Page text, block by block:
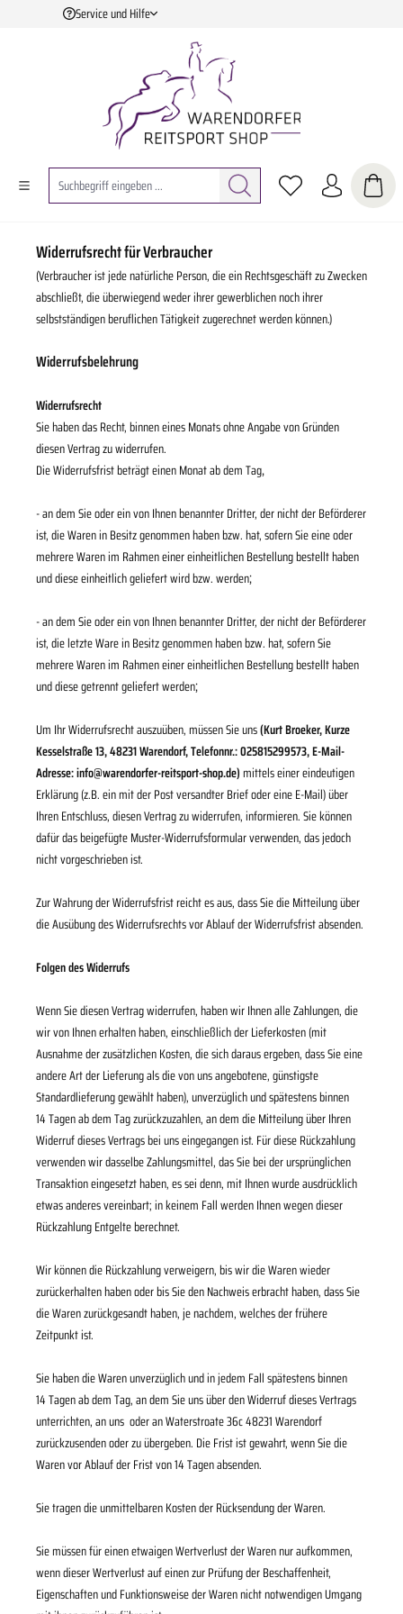
Zum Hauptinhalt springen
Service und Hilfe
Widerrufsrecht für Verbraucher
(Verbraucher ist jede natürliche Person, die ein Rechtsgeschäft zu Zwecken
abschließt, die überwiegend weder ihrer gewerblichen noch ihrer
selbstständigen beruflichen Tätigkeit zugerechnet werden können.)
Widerrufsbelehrung
Widerrufsrecht
Sie haben das Recht, binnen eines Monats ohne Angabe von Gründen
diesen Vertrag zu widerrufen.
Die Widerrufsfrist beträgt einen Monat ab dem Tag,
- an dem Sie oder ein von Ihnen benannter Dritter, der nicht der Beförderer
ist, die Waren in Besitz genommen haben bzw. hat, sofern Sie eine oder
mehrere Waren im Rahmen einer einheitlichen Bestellung bestellt haben
und diese einheitlich geliefert wird bzw. werden;
- an dem Sie oder ein von Ihnen benannter Dritter, der nicht der Beförderer
ist, die letzte Ware in Besitz genommen haben bzw. hat, sofern Sie
mehrere Waren im Rahmen einer einheitlichen Bestellung bestellt haben
und diese getrennt geliefert werden;
Um Ihr Widerrufsrecht auszuüben, müssen Sie uns(Kurt Broeker, Kurze
Kesselstraße 13, 48231 Warendorf, Telefonnr.: 025815299573, E-Mail-
Adresse: info@warendorfer-reitsport-shop.de)mittels einer eindeutigen
Erklärung (z.B. ein mit der Post versandter Brief oder eine E-Mail) über
Ihren Entschluss, diesen Vertrag zu widerrufen, informieren. Sie können
dafür das beigefügte Muster-Widerrufsformular verwenden, das jedoch
nicht vorgeschrieben ist.
Zur Wahrung der Widerrufsfrist reicht es aus, dass Sie die Mitteilung über
die Ausübung des Widerrufsrechts vor Ablauf der Widerrufsfrist absenden.
Folgen des Widerrufs
Wenn Sie diesen Vertrag widerrufen, haben wir Ihnen alle Zahlungen, die
wir von Ihnen erhalten haben, einschließlich der Lieferkosten (mit
Ausnahme der zusätzlichen Kosten, die sich daraus ergeben, dass Sie eine
andere Art der Lieferung als die von uns angebotene, günstigste
Standardlieferung gewählt haben), unverzüglich und spätestens binnen
14Tagenab dem Tag zurückzuzahlen, an dem die Mitteilung über Ihren
Widerruf dieses Vertrags bei uns eingegangen ist. Für diese Rückzahlung
verwenden wir dasselbe Zahlungsmittel, das Sie bei der ursprünglichen
Transaktion eingesetzt haben, es sei denn, mit Ihnen wurde ausdrücklich
etwas anderes vereinbart; in keinem Fall werden Ihnen wegen dieser
Rückzahlung Entgelte berechnet.
Wir können die Rückzahlung verweigern, bis wir die Waren wieder
zurückerhalten haben oder bis Sie den Nachweis erbracht haben, dass Sie
die Waren zurückgesandt haben, je nachdem, welches der frühere
Zeitpunkt ist.
Sie haben die Waren unverzüglich und in jedem Fall spätestens binnen
14Tagenab dem Tag, an dem Sie uns über den Widerruf dieses Vertrags
unterrichten, an uns oder an Waterstroate 36c 48231 Warendorf
zurückzusenden oder zu übergeben. Die Frist ist gewahrt, wenn Sie die
Waren vor Ablauf der Frist von14 Tagenabsenden.
Sie tragen die unmittelbaren Kosten der Rücksendung der Waren.
Sie müssen für einen etwaigen Wertverlust der Waren nur aufkommen,
wenn dieser Wertverlust auf einen zur Prüfung der Beschaffenheit,
Eigenschaften und Funktionsweise der Waren nicht notwendigen Umgang